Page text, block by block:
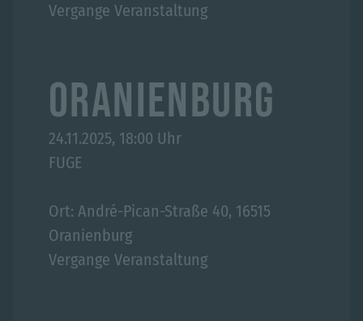
Vergange Veranstaltung
ORANIENBURG
24.11.2025, 18:00 Uhr
FUGE
Ort: André-Pican-Straße 40, 16515
Oranienburg
Vergange Veranstaltung